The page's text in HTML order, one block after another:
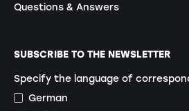
Questions & Answers
SUBSCRIBE TO THE NEWSLETTER
Specify the language of
German